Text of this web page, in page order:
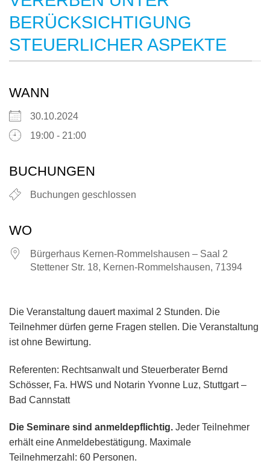
BERÜCKSICHTIGUNG
STEUERLICHER ASPEKTE
WANN
30.10.2024
19:00 - 21:00
BUCHUNGEN
Buchungen geschlossen
WO
Bürgerhaus Kernen-Rommelshausen – Saal 2
Stettener Str. 18, Kernen-Rommelshausen, 71394
Die Veranstaltung dauert maximal 2 Stunden. Die
Teilnehmer dürfen gerne Fragen stellen. Die Veranstaltung
ist ohne Bewirtung.
Referenten: Rechtsanwalt und Steuerberater Bernd
Schösser, Fa. HWS und Notarin Yvonne Luz, Stuttgart –
Bad Cannstatt
Die Seminare sind anmeldepflichtig. Jeder Teilnehmer
erhält eine Anmeldebestätigung. Maximale
Teilnehmerzahl: 60 Personen.